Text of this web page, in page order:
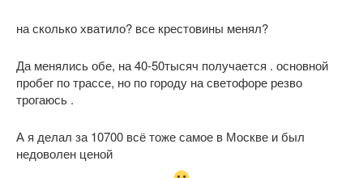
на сколько хватило? все крестовины менял?
Да менялись обе, на 40-50тысяч получается . основной
пробег по трассе, но по городу на светофоре резво
трогаюсь .
А я делал за 10700 всё тоже самое в Москве и был
недоволен ценой